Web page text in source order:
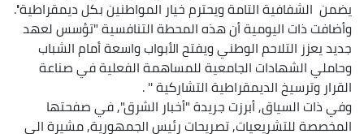
يضمن الشفافية التامة ويحترم خيار المواطنين بكل ديمقراطية''.
وأضافت ذات اليومية أن هذه المحطة التنافسية "تؤسس لعهد
جديد يعزز التلاحم الوطني ويفتح الأبواب واسعة أمام الشباب
وحاملي الشهادات الجامعية للمساهمة الفعلية في صناعة
القرار وترسيخ الديمقراطية التشاركية '' .
وفي ذات السياق, أبرزت جريدة "أخبار الشرق", في صفحتها
المخصصة للتشريعيات, تصريحات رئيس الجمهورية, مشيرة الى